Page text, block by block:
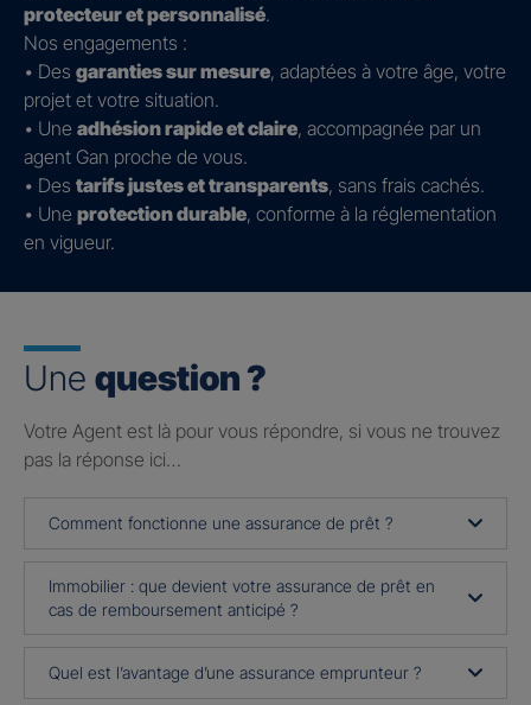
protecteur et personnalisé.
Nos engagements :
• Des garanties sur mesure, adaptées à votre âge, votre
projet et votre situation.
• Une adhésion rapide et claire, accompagnée par un
agent Gan proche de vous.
• Des tarifs justes et transparents, sans frais cachés.
• Une protection durable, conforme à la réglementation
en vigueur.
Une question ?
Votre Agent est là pour vous répondre, si vous ne trouvez
pas la réponse ici…
Comment fonctionne une assurance de prêt ?
Immobilier : que devient votre assurance de prêt en
cas de remboursement anticipé ?
Quel est l’avantage d’une assurance emprunteur ?